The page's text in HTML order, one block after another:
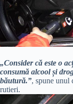
„Consider că este o
consumă alcool și
băutură.”, spune unul
rutieri.